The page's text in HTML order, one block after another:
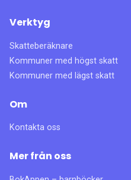
Verktyg
Skatteberäknare
Kommuner med högst skatt
Kommuner med lägst skatt
Om
Kontakta oss
Mer från oss